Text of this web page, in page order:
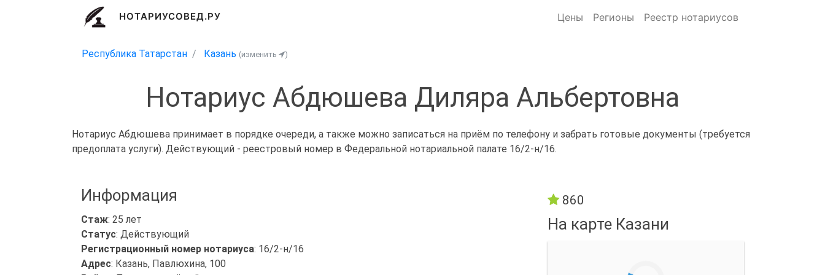
НОТАРИУСОВЕД.РУ Цены Регионы Реестр нотариусов
Республика Татарстан Казань (изменить )
Нотариус Абдюшева Диляра Альбертовна
Нотариус Абдюшева принимает в порядке очереди, а также можно записаться на приём по телефону и забрать готовые документы (требуется
предоплата услуги). Действующий - реестровый номер в Федеральной нотариальной палате 16/2-н/16.
Информация
Стаж: 25 лет
Статус: Действующий
Регистрационный номер нотариуса: 16/2-н/16
Адрес: Казань, Павлюхина, 100
860
На карте Казани